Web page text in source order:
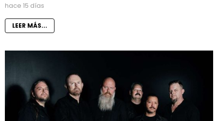
hace 15 días
LEER MÁS...